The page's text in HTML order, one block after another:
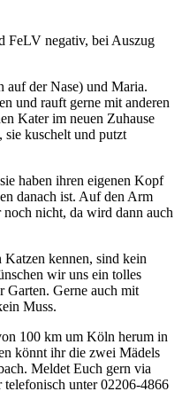
FeLV negativ, bei Auszug
auf der Nase) und Maria.
und rauft gerne mit anderen
Kater im neuen Zuhause
sie kuschelt und putzt
haben ihren eigenen Kopf
danach ist. Auf den Arm
noch nicht, da wird dann auch
kennen, sind kein
wir uns ein tolles
Garten. Gerne auch mit
Muss.
100 km um Köln herum in
könnt ihr die zwei Mädels
Meldet Euch gern via
telefonisch unter 02206-4866